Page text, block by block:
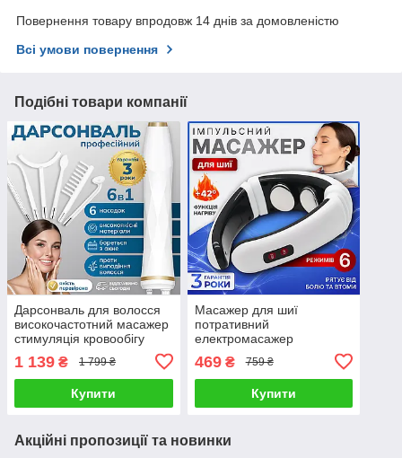
Повернення товару впродовж 14 днів за домовленістю
Всі умови повернення
Подібні товари компанії
Дарсонваль для волосся
високочастотний масажер
стимуляція кровообігу
1 139 ₴ 1 799 ₴
Купити
Масажер для шиї
потративний
електромасажер
вібромасаж прогрів мʼязів
на батарейках
469₴ 759 ₴
Купити
Акційні пропозиції та новинки